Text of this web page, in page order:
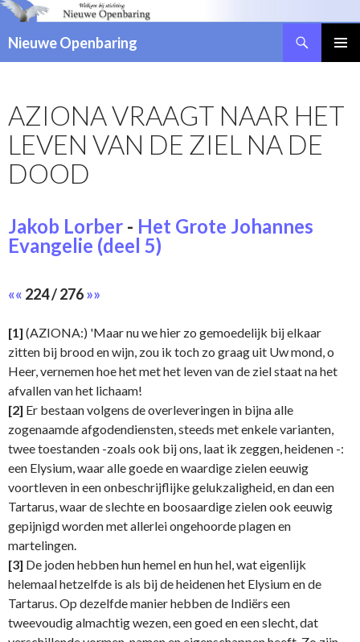
Nieuwe Openbaring
SPRINGEN
AZIONA VRAAGT NAAR HET
LEVEN VAN DE ZIEL NA DE
DOOD
Jakob Lorber - Het Grote Johannes
Evangelie (deel 5)
«« 224 / 276»»
[1] (AZIONA:) 'Maar nu we hier zo gemoedelijk bij elkaar
zitten bij brood en wijn, zou ik toch zo graag uit Uw mond, o
Heer, vernemen hoe het met het leven van de ziel staat na het
afvallen van het lichaam!
[2] Er bestaan volgens de overleveringen in bijna alle
zogenaamde afgodendiensten, steeds met enkele varianten,
twee toestanden -zoals ook bij ons, laat ik zeggen, heidenen -:
een Elysium, waar alle goede en waardige zielen eeuwig
voortleven in een onbeschrijflijke gelukzaligheid, en dan een
Tartarus, waar de slechte en boosaardige zielen ook eeuwig
gepijnigd worden met allerlei ongehoorde plagen en
martelingen.
[3] De joden hebben hun hemel en hun hel, wat eigenlijk
helemaal hetzelfde is als bij de heidenen het Elysium en de
Tartarus. Op dezelfde manier hebben de Indiërs een
tweevoudig almachtig wezen, een goed en een slecht, dat